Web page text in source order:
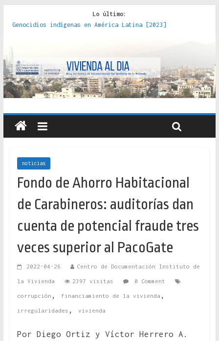
Lo último:
Genocidios indígenas en América Latina [2023]
políticas, prácticas y representaciones [2022]
crítica de las fronteras latinoamericanas [2020]
Criterios técnicos para una vivienda adecuada [2019]
Red de consultorios de la Caja del Seguro Obrero en
Santiago : un patrimonio emblemático [2014]
noticias
Fondo de Ahorro Habitacional
de Carabineros: auditorías dan
cuenta de potencial fraude tres
veces superior al PacoGate
2022-04-26 Centro de Documentación Instituto de
la Vivienda 2397 visitas 0 Comment
corrupción , financiamiento de la vivienda ,
irregularidades , vivienda
Por Diego Ortiz y Víctor Herrero A.